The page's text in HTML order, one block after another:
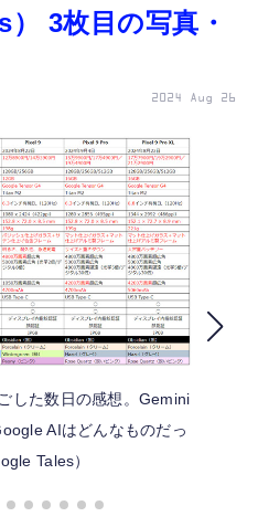
ャー
トア
US
3枚目の写真・
2024 Aug 26
した数日の感想。Gemini
AIはどんなものだっ
Tales）